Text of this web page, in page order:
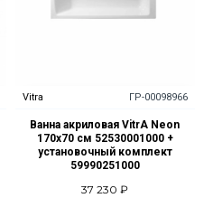
Vitra ГР-00098966
Ванна акриловая VitrA Neon
170x70 см 52530001000 +
установочный комплект
59990251000
37 230 ₽